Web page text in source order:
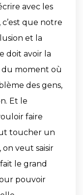
avec les
que notre
et la
doit avoir la
du moment où
des gens,
Et le
faire
toucher un
veut saisir
le grand
pouvoir